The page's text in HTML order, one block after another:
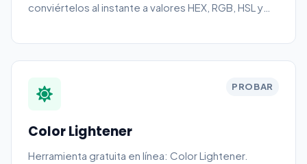
conviértelos al instante a valores HEX, RGB, HSL y
PROBAR
Color Lightener
Herramienta gratuita en línea: Color Lightener.